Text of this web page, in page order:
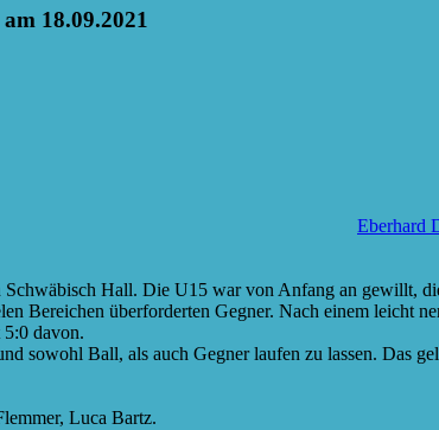
18.09.2021
Eberhard
Hall. Die U15 war von Anfang an gewillt,
Bereichen überforderten Gegner. Nach einem leicht
davon.
sowohl Ball, als auch Gegner laufen zu lassen. Das
Luca Bartz.